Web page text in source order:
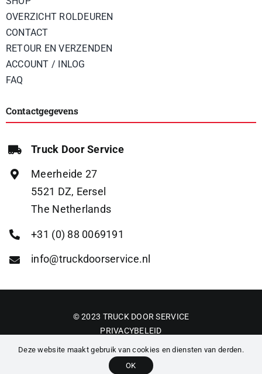
OVERZICHT ROLDEUREN
CONTACT
RETOUR EN VERZENDEN
ACCOUNT / INLOG
FAQ
Contactgegevens
Truck Door Service
Meerheide 27
5521 DZ, Eersel
The Netherlands
+31 (0) 88 0069191
info@truckdoorservice.nl
© 2023 TRUCK DOOR SERVICE
PRIVACYBELEID
ALGEMENE VOORWAARDEN
Deze website maakt gebruik van cookies en diensten van derden.
OK